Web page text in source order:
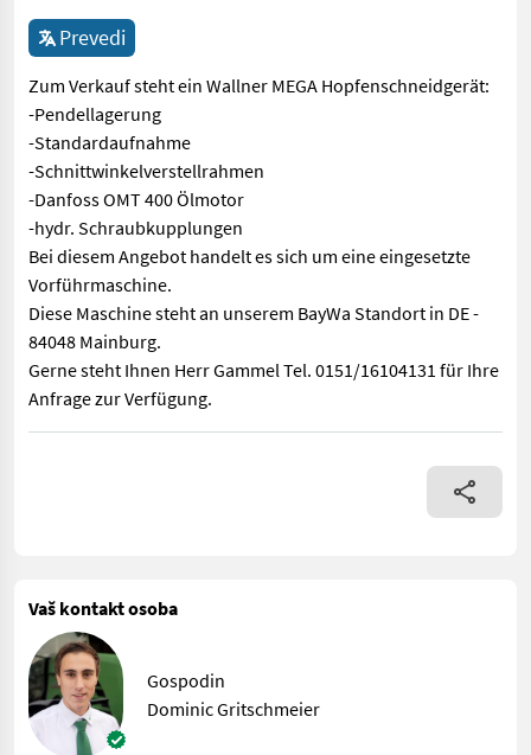
Prevedi
Zum Verkauf steht ein Wallner MEGA Hopfenschneidgerät:
-Pendellagerung
-Standardaufnahme
-Schnittwinkelverstellrahmen
-Danfoss OMT 400 Ölmotor
-hydr. Schraubkupplungen
Bei diesem Angebot handelt es sich um eine eingesetzte
Vorführmaschine.
Diese Maschine steht an unserem BayWa Standort in DE -
84048 Mainburg.
Gerne steht Ihnen Herr Gammel Tel. 0151/16104131 für Ihre
Anfrage zur Verfügung.
Zum Verkauf steht ein Wallner MEGA Hopfenschneidgerät: -
Vaš kontakt osoba
Gospodin
Dominic Gritschmeier